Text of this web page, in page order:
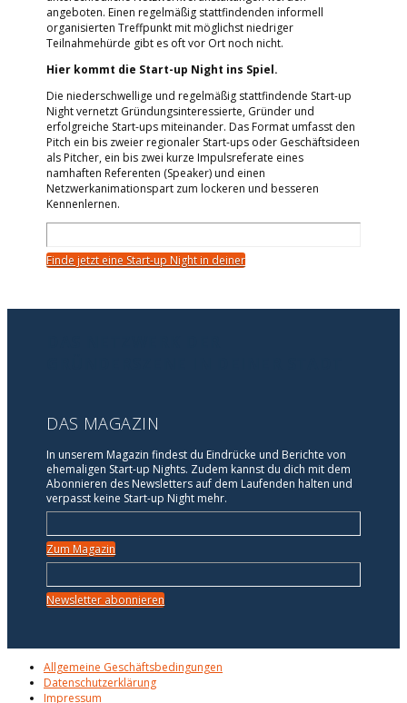
angeboten. Einen regelmäßig stattfindenden informell
organisierten Treffpunkt mit möglichst niedriger
Teilnahmehürde gibt es oft vor Ort noch nicht.
Hier kommt die Start-up Night ins Spiel.
Die niederschwellige und regelmäßig stattfindende Start-up
Night vernetzt Gründungsinteressierte, Gründer und
erfolgreiche Start-ups miteinander. Das Format umfasst den
Pitch ein bis zweier regionaler Start-ups oder Geschäftsideen
als Pitcher, ein bis zwei kurze Impulsreferate eines
namhaften Referenten (Speaker) und einen
Netzwerkanimationspart zum lockeren und besseren
Kennenlernen.
Finde jetzt eine Start-up Night in deiner
DAS MAGAZIN
In unserem Magazin findest du Eindrücke und Berichte von
ehemaligen Start-up Nights. Zudem kannst du dich mit dem
Abonnieren des Newsletters auf dem Laufenden halten und
verpasst keine Start-up Night mehr.
Zum Magazin
Newsletter abonnieren
Allgemeine Geschäftsbedingungen
Datenschutzerklärung
Impressum